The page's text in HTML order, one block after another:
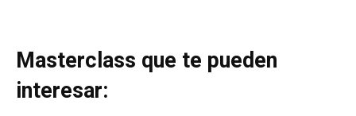
Masterclass que te pueden
interesar: